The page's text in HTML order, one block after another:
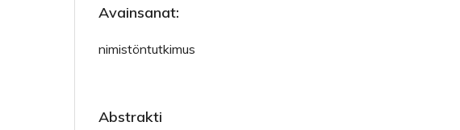
Avainsanat:
nimistöntutkimus
Abstrakti